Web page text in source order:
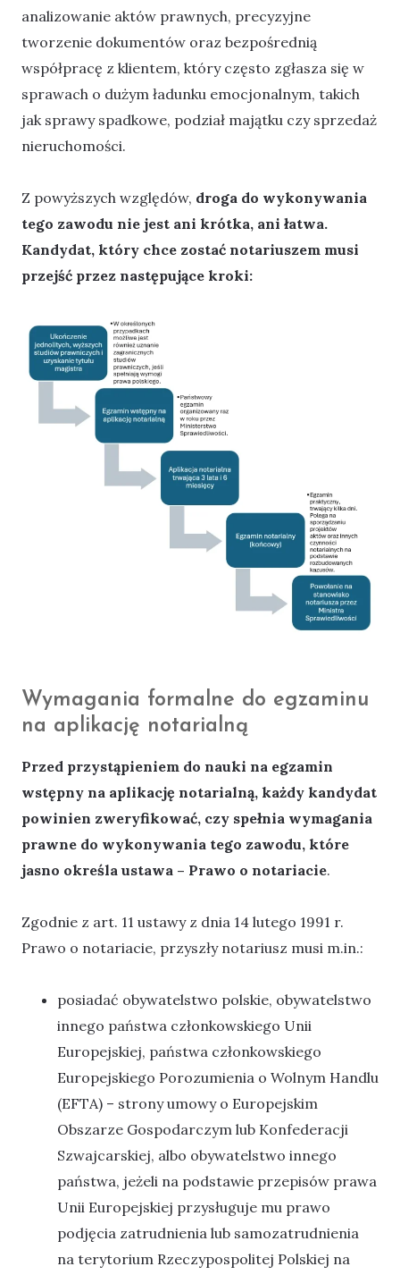
analizowanie aktów prawnych, precyzyjne
tworzenie dokumentów oraz bezpośrednią
współpracę z klientem, który często zgłasza się w
sprawach o dużym ładunku emocjonalnym, takich
jak sprawy spadkowe, podział majątku czy sprzedaż
nieruchomości.
Z powyższych względów, droga do wykonywania
tego zawodu nie jest ani krótka, ani łatwa.
Kandydat, który chce zostać notariuszem musi
przejść przez następujące kroki:
Wymagania formalne do egzaminu
na aplikację notarialną
Przed przystąpieniem do nauki na egzamin
wstępny na aplikację notarialną, każdy kandydat
powinien zweryfikować, czy spełnia wymagania
prawne do wykonywania tego zawodu, które
jasno określa ustawa – Prawo o notariacie.
Zgodnie z art. 11 ustawy z dnia 14 lutego 1991 r.
Prawo o notariacie, przyszły notariusz musi m.in.:
posiadać obywatelstwo polskie, obywatelstwo
innego państwa członkowskiego Unii
Europejskiej, państwa członkowskiego
Europejskiego Porozumienia o Wolnym Handlu
(EFTA) – strony umowy o Europejskim
Obszarze Gospodarczym lub Konfederacji
Szwajcarskiej, albo obywatelstwo innego
państwa, jeżeli na podstawie przepisów prawa
Unii Europejskiej przysługuje mu prawo
podjęcia zatrudnienia lub samozatrudnienia
na terytorium Rzeczypospolitej Polskiej na